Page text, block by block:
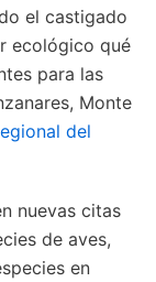
el castigado
ecológico qué
para las
Monte
del
nuevas citas
de aves,
en